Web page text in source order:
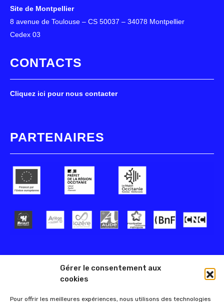
Gérer le consentement aux
cookies
Pour offrir les meilleures expériences, nous utilisons des technologies
Site de Montpellier
8 avenue de Toulouse – CS 50037 – 34078 Montpellier
Cedex 03
CONTACTS
Cliquez ici pour nous contacter
PARTENAIRES